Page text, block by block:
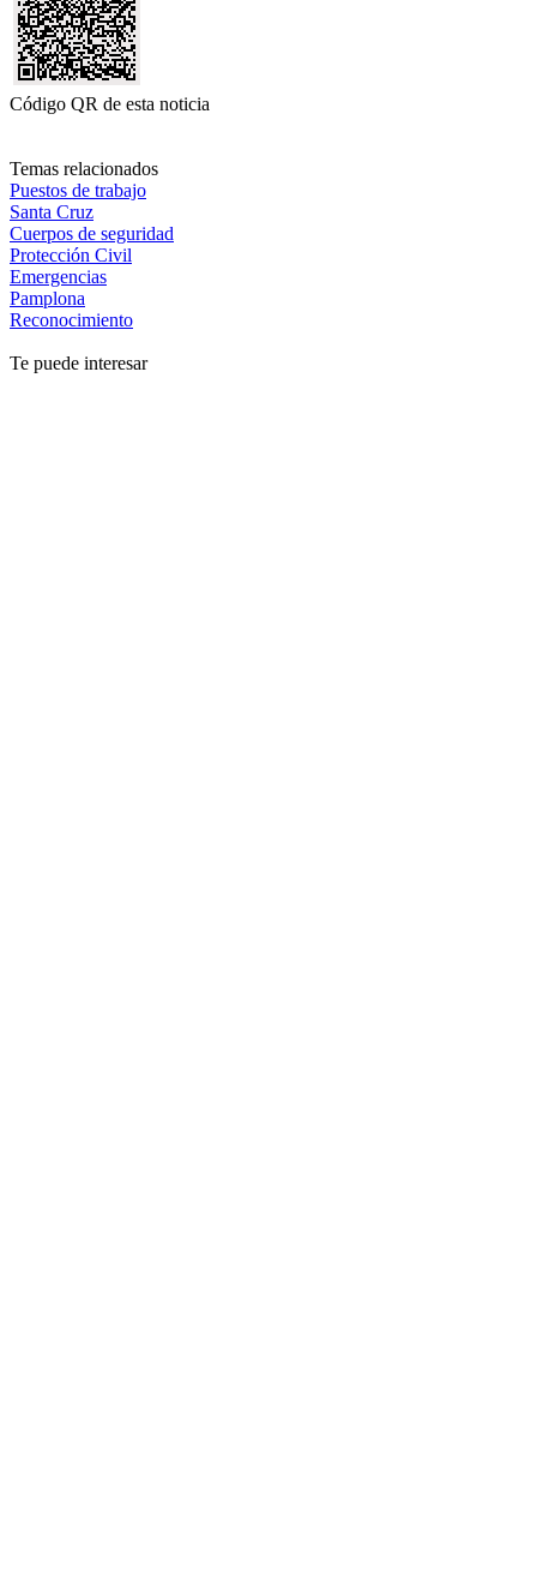
Código QR de esta noticia
Temas relacionados
Puestos de trabajo
Santa Cruz
Cuerpos de seguridad
Protección Civil
Emergencias
Pamplona
Reconocimiento
Te puede interesar